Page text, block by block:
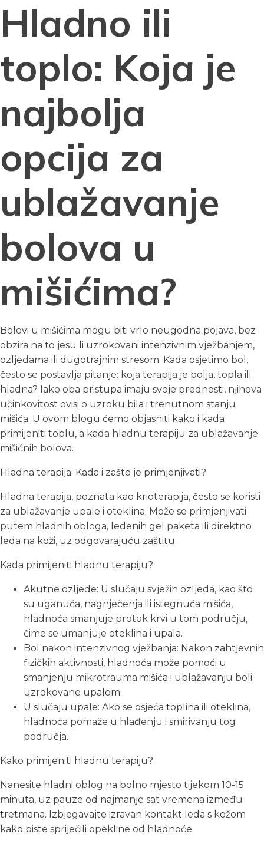
Hladno ili
toplo: Koja je
najbolja
opcija za
ublažavanje
bolova u
mišićima?
Bolovi u mišićima mogu biti vrlo neugodna pojava, bez
obzira na to jesu li uzrokovani intenzivnim vježbanjem,
ozljedama ili dugotrajnim stresom. Kada osjetimo bol,
često se postavlja pitanje: koja terapija je bolja, topla ili
hladna? Iako oba pristupa imaju svoje prednosti, njihova
učinkovitost ovisi o uzroku bila i trenutnom stanju
mišića. U ovom blogu ćemo objasniti kako i kada
primijeniti toplu, a kada hladnu terapiju za ublažavanje
mišićnih bolova.
Hladna terapija: Kada i zašto je primjenjivati?
Hladna terapija, poznata kao krioterapija, često se koristi
za ublažavanje upale i oteklina. Može se primjenjivati
putem hladnih obloga, ledenih gel paketa ili direktno
leda na koži, uz odgovarajuću zaštitu.
Kada primijeniti hladnu terapiju?
Akutne ozljede: U slučaju svježih ozljeda, kao što
su uganuća, nagnječenja ili istegnuća mišića,
hladnoća smanjuje protok krvi u tom području,
čime se umanjuje oteklina i upala.
Bol nakon intenzivnog vježbanja: Nakon zahtjevnih
fizičkih aktivnosti, hladnoća može pomoći u
smanjenju mikrotrauma mišića i ublažavanju boli
uzrokovane upalom.
U slučaju upale: Ako se osjeća toplina ili oteklina,
hladnoća pomaže u hlađenju i smirivanju tog
područja.
Kako primijeniti hladnu terapiju?
Nanesite hladni oblog na bolno mjesto tijekom 10-15
minuta, uz pauze od najmanje sat vremena između
tretmana. Izbjegavajte izravan kontakt leda s kožom
kako biste spriječili opekline od hladnoće.